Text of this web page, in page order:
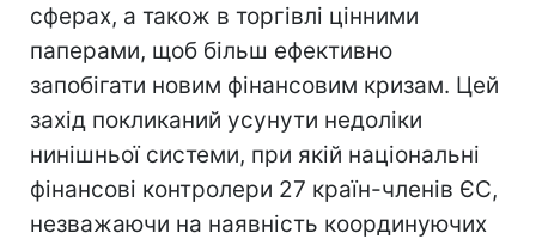
сферах, а також в торгівлі цінними
паперами, щоб більш ефективно
запобігати новим фінансовим кризам. Цей
захід покликаний усунути недоліки
нинішньої системи, при якій національні
фінансові контролери 27 країн-членів ЄС,
незважаючи на наявність координуючих